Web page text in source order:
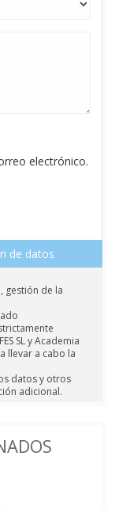
electrónico.
de datos
gestión de la
SL y Academia
llevar a cabo la
datos y otros
adicional.